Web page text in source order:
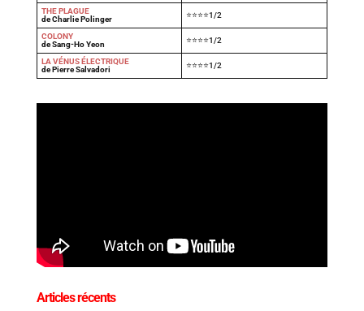
THE PLAGUE
de Charlie Polinger
⭐⭐⭐⭐1/2
COLONY
de Sang-Ho Yeon
⭐⭐⭐⭐1/2
LA VÉNUS ÉLECTRIQUE
de Pierre Salvadori
⭐⭐⭐⭐1/2
Articles récents